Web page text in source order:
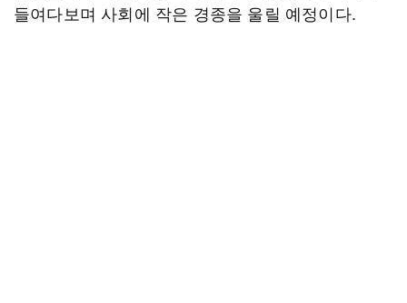
들여다보며 사회에 작은 경종을 울릴 예정이다.